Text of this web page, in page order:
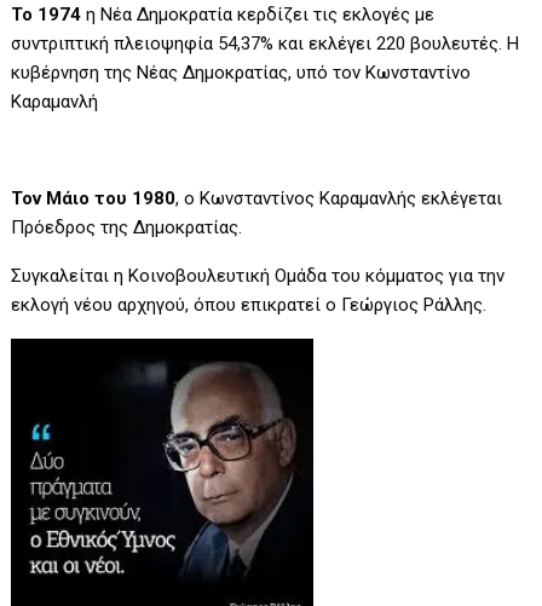
To 1974 η Νέα Δημοκρατία κερδίζει τις εκλογές με
συντριπτική πλειοψηφία 54,37% και εκλέγει 220 βουλευτές. Η
κυβέρνηση της Νέας Δημοκρατίας, υπό τον Κωνσταντίνο
Καραμανλή
Τον Μάιο του 1980, ο Κωνσταντίνος Καραμανλής εκλέγεται
Πρόεδρος της Δημοκρατίας.
Συγκαλείται η Κοινοβουλευτική Ομάδα του κόμματος για την
εκλογή νέου αρχηγού, όπου επικρατεί ο Γεώργιος Ράλλης.